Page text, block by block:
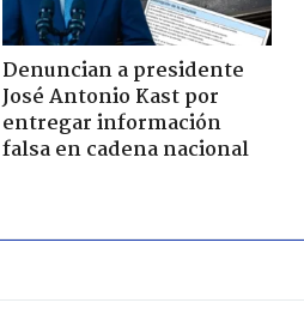
Denuncian a presidente
José Antonio Kast por
entregar información
falsa en cadena nacional